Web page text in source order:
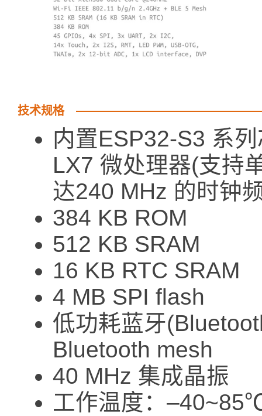
技术规格
内置ESP32-S3 系
LX7 微处理器(支持
达240 MHz 的时钟
384 KB ROM
512 KB SRAM
16 KB RTC SRAM
4 MB SPI flash
低功耗蓝牙
Bluetooth mesh
40 MHz 集成晶振
工作温度：